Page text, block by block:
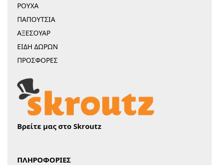
ΡΟΥΧΑ
ΠΑΠΟΥΤΣΙΑ
ΑΞΕΣΟΥΑΡ
ΕΙΔΗ ΔΩΡΩΝ
ΠΡΟΣΦΟΡΕΣ
Βρείτε μας στο Skroutz
ΠΛΗΡΟΦΟΡΙΕΣ